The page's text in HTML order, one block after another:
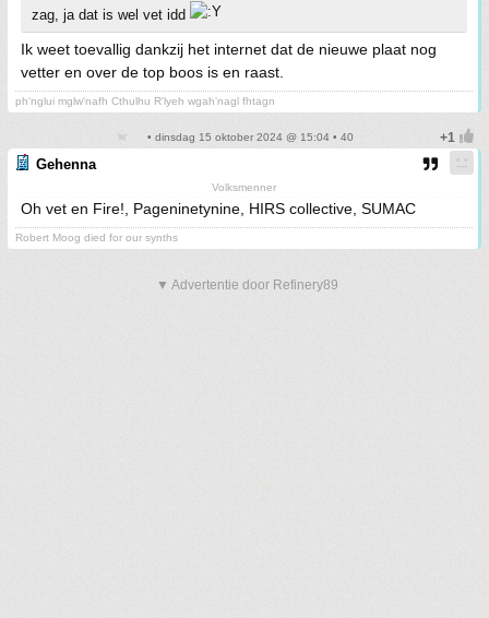
zag, ja dat is wel vet idd
Ik weet toevallig dankzij het internet dat de nieuwe plaat nog
vetter en over de top boos is en raast.
ph'nglui mglw'nafh Cthulhu R'lyeh wgah'nagl fhtagn
• dinsdag 15 oktober 2024 @ 15:04 • 40
Gehenna
Volksmenner
Oh vet en Fire!, Pageninetynine, HIRS collective, SUMAC
Robert Moog died for our synths
▼ Advertentie door Refinery89